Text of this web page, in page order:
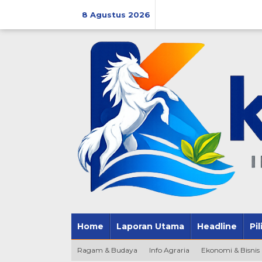
8 Agustus 2026
Home Laporan Utama Headline
Ragam & Budaya Info Agraria Ekonomi & Bisnis